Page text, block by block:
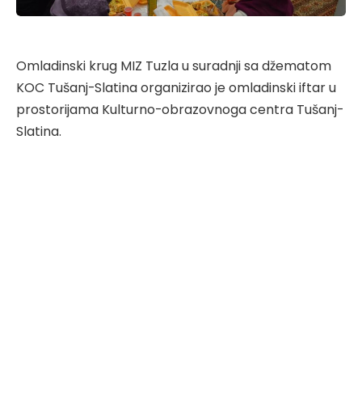
Omladinski krug MIZ Tuzla u suradnji sa džematom
KOC Tušanj-Slatina organizirao je omladinski iftar u
prostorijama Kulturno-obrazovnoga centra Tušanj-
Slatina.